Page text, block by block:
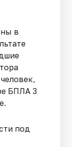
в
БПЛА 3
под